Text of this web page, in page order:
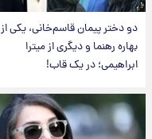
دو دختر پیمان قاسم‌خانی، یکی از
بهاره رهنما و دیگری از میترا
ابراهیمی؛ در یک قاب!